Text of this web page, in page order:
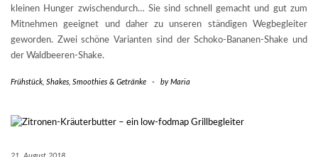
kleinen Hunger zwischendurch… Sie sind schnell gemacht und gut zum
Mitnehmen geeignet und daher zu unseren ständigen Wegbegleiter
geworden. Zwei schöne Varianten sind der Schoko-Bananen-Shake und
der Waldbeeren-Shake.
Frühstück, Shakes, Smoothies & Getränke - byMaria